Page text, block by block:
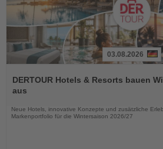
Sie
die
03.08.2026
DERTOUR Hotels & Resorts bauen
aus
Neue Hotels, innovative Konzepte und zusätzliche
Markenportfolio für die Wintersaison 2026/27